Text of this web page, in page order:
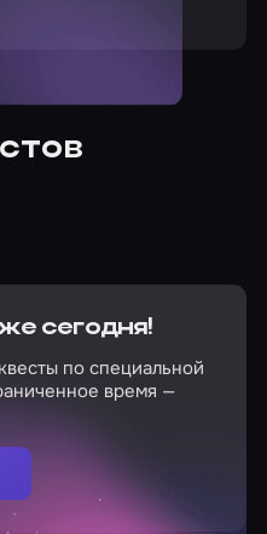
сегодня!
по специальной
время —